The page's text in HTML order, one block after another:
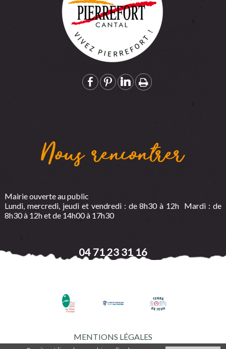
Nous rencontrer
Mairie ouverte au public
Lundi, mercredi, jeudi et vendredi : de 8h30 à 12h Mardi : de
8h30 à 12h et de 14h00 à 17h30
04 71 23 31 16
MENTIONS LÉGALES